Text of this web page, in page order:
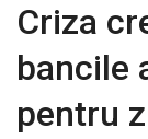
Criza
bancile
pentru